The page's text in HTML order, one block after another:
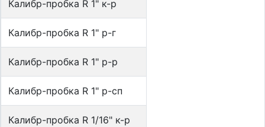
Калибр-пробка R 1" к-р
Калибр-пробка R 1" р-г
Калибр-пробка R 1" р-р
Калибр-пробка R 1" р-сп
Калибр-пробка R 1/16" к-р